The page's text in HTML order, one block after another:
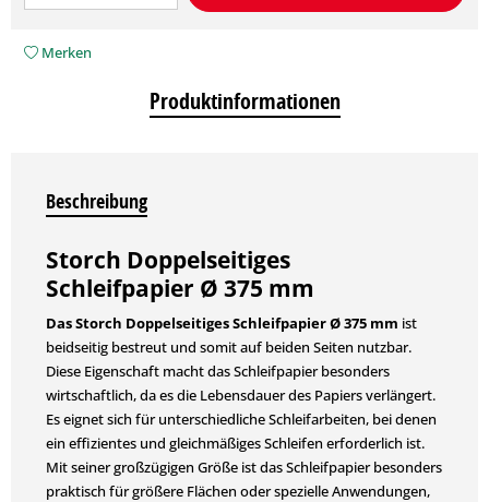
Merken
Produktinformationen
Beschreibung
Storch Doppelseitiges
Schleifpapier Ø 375 mm
Das Storch Doppelseitiges Schleifpapier Ø 375 mm ist
beidseitig bestreut und somit auf beiden Seiten nutzbar.
Diese Eigenschaft macht das Schleifpapier besonders
wirtschaftlich, da es die Lebensdauer des Papiers verlängert.
Es eignet sich für unterschiedliche Schleifarbeiten, bei denen
ein effizientes und gleichmäßiges Schleifen erforderlich ist.
Mit seiner großzügigen Größe ist das Schleifpapier besonders
praktisch für größere Flächen oder spezielle Anwendungen,